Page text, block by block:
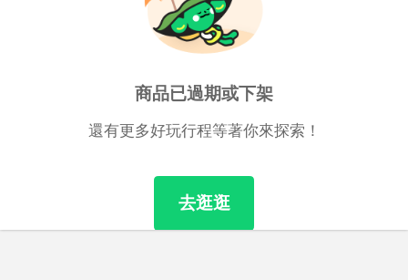
商品已過期或下架
還有更多好玩行程等著你來探索！
去逛逛